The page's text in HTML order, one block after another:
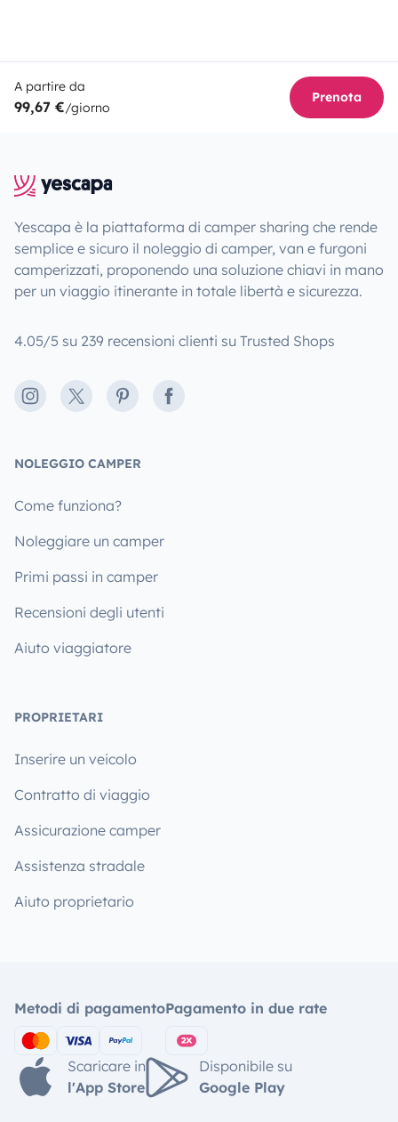
A partire da
99,67 €/giorno
Prenota
Yescapa è la piattaforma di camper sharing che rende
semplice e sicuro il noleggio di camper, van e furgoni
camperizzati, proponendo una soluzione chiavi in mano
per un viaggio itinerante in totale libertà e sicurezza.
4.05/5 su 239 recensioni clienti su Trusted Shops
Instagram
X PinterestFacebook
NOLEGGIO CAMPER
Come funziona?
Noleggiare un camper
Primi passi in camper
Recensioni degli utenti
Aiuto viaggiatore
PROPRIETARI
Inserire un veicolo
Contratto di viaggio
Assicurazione camper
Assistenza stradale
Aiuto proprietario
Metodi di pagamentoPagamento in due rate
Scaricare in
l'App Store
Disponibile su
Google Play